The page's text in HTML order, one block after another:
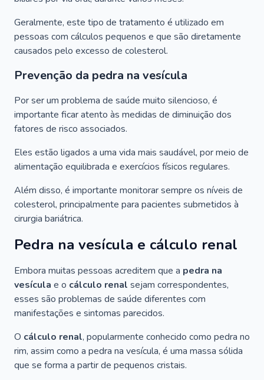
Geralmente, este tipo de tratamento é utilizado em
pessoas com cálculos pequenos e que são diretamente
causados pelo excesso de colesterol.
Prevenção da pedra na vesícula
Por ser um problema de saúde muito silencioso, é
importante ficar atento às medidas de diminuição dos
fatores de risco associados.
Eles estão ligados a uma vida mais saudável, por meio de
alimentação equilibrada e exercícios físicos regulares.
Além disso, é importante monitorar sempre os níveis de
colesterol, principalmente para pacientes submetidos à
cirurgia bariátrica.
Pedra na vesícula e cálculo renal
Embora muitas pessoas acreditem que a pedra na
vesícula e o cálculo renal sejam correspondentes,
esses são problemas de saúde diferentes com
manifestações e sintomas parecidos.
O cálculo renal, popularmente conhecido como pedra no
rim, assim como a pedra na vesícula, é uma massa sólida
que se forma a partir de pequenos cristais.